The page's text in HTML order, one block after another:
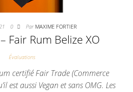
0 Par MAXIME FORTIER
Fair Rum Belize XO
Évaluations
certifié Fair Trade (Commerce
est aussi Vegan et sans OMG. Les